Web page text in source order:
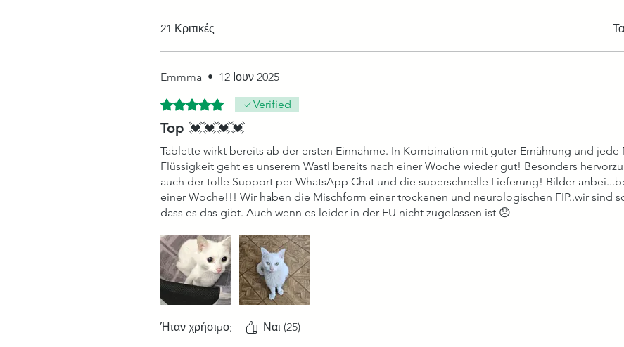
21 Κριτικές
Emmma • 12 Ιουν 2025
Βαθμολογήθηκε με 5 από 5 αστέρια.
Verified
Top 💓💓💓💓
Tablette wirkt bereits ab der ersten Einnahme. In Kombination mit guter Ernährung und jede
Flüssigkeit geht es unserem Wastl bereits nach einer Woche wieder gut! Besonders
auch der tolle Support per WhatsApp Chat und die superschnelle Lieferung! Bilder
einer Woche!!! Wir haben die Mischform einer trockenen und neurologischen FIP..wir sind
dass es das gibt. Auch wenn es leider in der EU nicht zugelassen ist 😞
Ήταν χρήσιμο; Ναι (25)